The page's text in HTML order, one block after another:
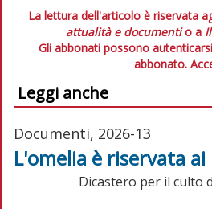
La lettura dell'articolo è riservata
attualità e documentio a
Gli abbonati possono
abbonato.
Leggi anche
Documenti, 2026-13
L'omelia è riservata
Dicastero per il culto